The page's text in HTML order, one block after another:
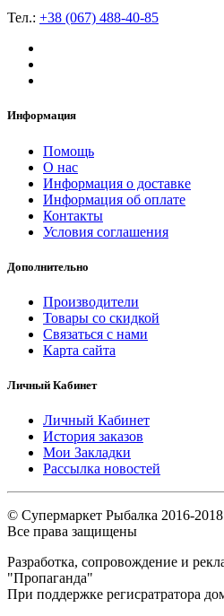
Тел.: +38 (067) 488-40-85
Информация
Помощь
О нас
Информация о доставке
Информация об оплате
Контакты
Условия соглашения
Дополнительно
Производители
Товары со скидкой
Связаться с нами
Карта сайта
Личный Кабинет
Личный Кабинет
История заказов
Мои Закладки
Рассылка новостей
© Супермаркет Рыбалка 2016-
Все права защищены
Разработка, сопровождение и
"Пропаганда"
При поддержке регисратратора